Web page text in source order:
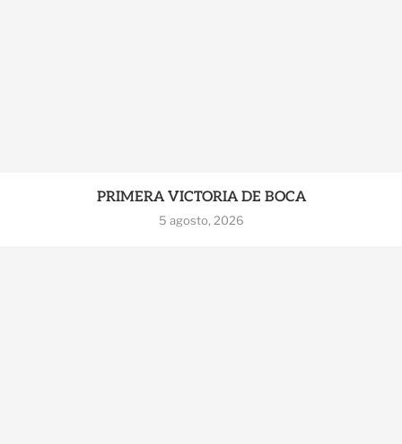
PRIMERA VICTORIA DE BOCA
5 agosto, 2026